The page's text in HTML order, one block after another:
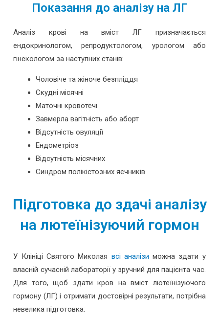
Показання до аналізу на ЛГ
Аналіз крові на вміст ЛГ призначається
ендокринологом, репродуктологом, урологом або
гінекологом за наступних станів:
Чоловіче та жіноче безпліддя
Скудні місячні
Маточні кровотечі
Завмерла вагітність або аборт
Відсутність овуляції
Ендометріоз
Відсутність місячних
Синдром полікістозних яєчників
Підготовка до здачі аналізу
на лютеїнізуючий гормон
У Клініці Святого Миколая всі аналізи можна здати у
власній сучасній лабораторії у зручний для пацієнта час.
Для того, щоб здати кров на вміст лютеїнізуючого
гормону (ЛГ) і отримати достовірні результати, потрібна
невелика підготовка: